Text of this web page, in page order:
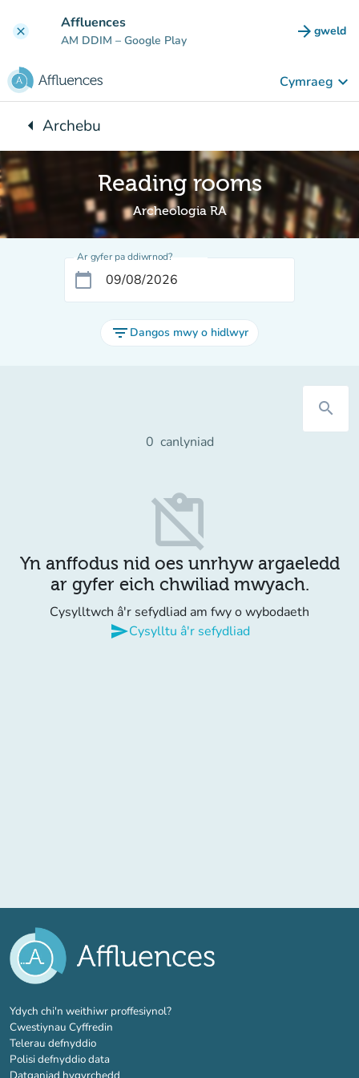
clear Affluences
AM DDIM – Google Play arrow_forward gweld
(tab
Cymraeg keyboard_arrow_down
arrow_leftYn ôl i:
Archebu
Reading rooms
Archeologia RA
Ar gyfer pa ddiwrnod?
calendar_today
filter_list Dangos mwy o hidlwyr
search
0 canlyniad
content_paste_off
Yn anffodus nid oes unrhyw argaeledd
ar gyfer eich chwiliad mwyach.
Cysylltwch â'r sefydliad am fwy o wybodaeth
sendCysylltu â'r sefydliad
Ydych chi'n weithiwr proffesiynol?(tab newydd)
Cwestiynau Cyffredin
Telerau defnyddio
Polisi defnyddio data